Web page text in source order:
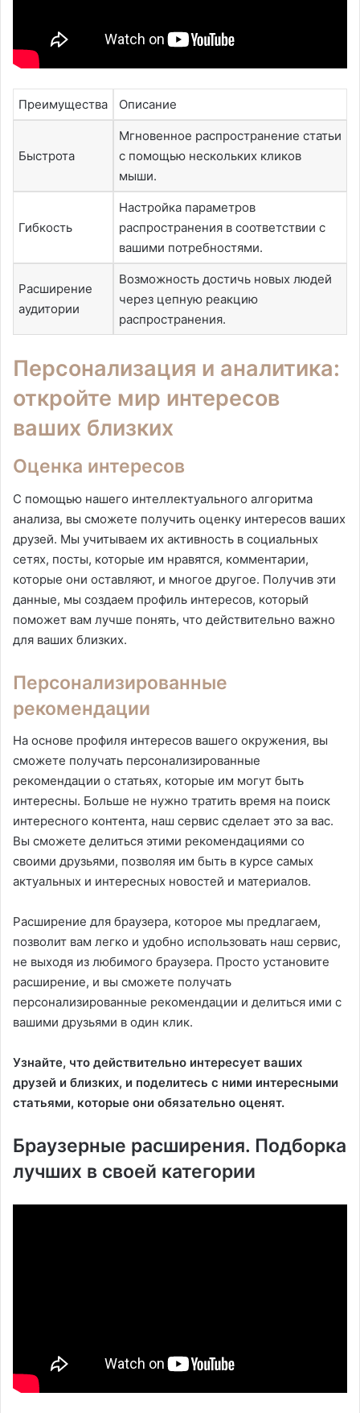
Преимущества Описание
Быстрота
Мгновенное распространение статьи
с помощью нескольких кликов
мыши.
Гибкость
Настройка параметров
распространения в соответствии с
вашими потребностями.
Расширение
аудитории
Возможность достичь новых людей
через цепную реакцию
распространения.
Персонализация и аналитика:
откройте мир интересов
ваших близких
Оценка интересов
С помощью нашего интеллектуального алгоритма
анализа, вы сможете получить оценку интересов ваших
друзей. Мы учитываем их активность в социальных
сетях, посты, которые им нравятся, комментарии,
которые они оставляют, и многое другое. Получив эти
данные, мы создаем профиль интересов, который
поможет вам лучше понять, что действительно важно
для ваших близких.
Персонализированные
рекомендации
На основе профиля интересов вашего окружения, вы
сможете получать персонализированные
рекомендации о статьях, которые им могут быть
интересны. Больше не нужно тратить время на поиск
интересного контента, наш сервис сделает это за вас.
Вы сможете делиться этими рекомендациями со
своими друзьями, позволяя им быть в курсе самых
актуальных и интересных новостей и материалов.
Расширение для браузера, которое мы предлагаем,
позволит вам легко и удобно использовать наш сервис,
не выходя из любимого браузера. Просто установите
расширение, и вы сможете получать
персонализированные рекомендации и делиться ими с
вашими друзьями в один клик.
Узнайте, что действительно интересует ваших
друзей и близких, и поделитесь с ними интересными
статьями, которые они обязательно оценят.
Браузерные расширения. Подборка
лучших в своей категории